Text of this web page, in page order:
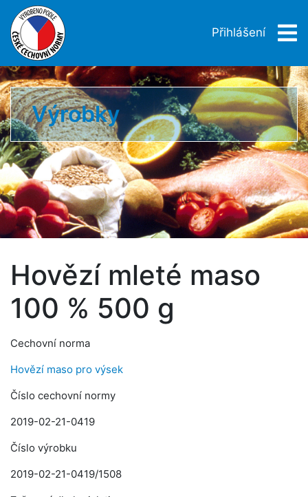
Přihlášení
Výrobky
Hovězí mleté maso
100 % 500 g
Cechovní norma
Hovězí maso pro výsek
Číslo cechovní normy
2019-02-21-0419
Číslo výrobku
2019-02-21-0419/1508